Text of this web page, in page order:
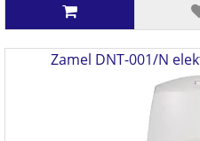
Zamel DNT-001/N